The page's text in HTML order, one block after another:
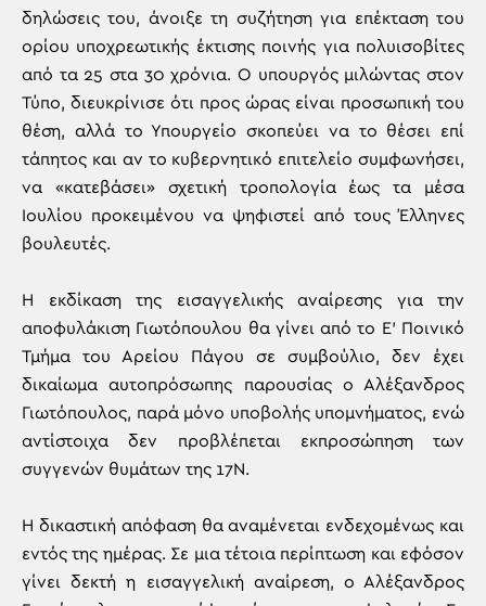
δηλώσεις του, άνοιξε τη συζήτηση για επέκταση του
ορίου υποχρεωτικής έκτισης ποινής για πολυισοβίτες
από τα 25 στα 30 χρόνια. Ο υπουργός μιλώντας στον
Τύπο, διευκρίνισε ότι προς ώρας είναι προσωπική του
θέση, αλλά το Υπουργείο σκοπεύει να το θέσει επί
τάπητος και αν το κυβερνητικό επιτελείο συμφωνήσει,
να «κατεβάσει» σχετική τροπολογία έως τα μέσα
Ιουλίου προκειμένου να ψηφιστεί από τους Έλληνες
βουλευτές.
Η εκδίκαση της εισαγγελικής αναίρεσης για την
αποφυλάκιση Γιωτόπουλου θα γίνει από το Ε’ Ποινικό
Τμήμα του Αρείου Πάγου σε συμβούλιο, δεν έχει
δικαίωμα αυτοπρόσωπης παρουσίας ο Αλέξανδρος
Γιωτόπουλος, παρά μόνο υποβολής υπομνήματος, ενώ
αντίστοιχα δεν προβλέπεται εκπροσώπηση των
συγγενών θυμάτων της 17Ν.
Η δικαστική απόφαση θα αναμένεται ενδεχομένως και
εντός της ημέρας. Σε μια τέτοια περίπτωση και εφόσον
γίνει δεκτή η εισαγγελική αναίρεση, ο Αλέξανδρος